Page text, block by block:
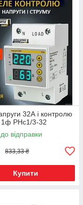
32А і контролю
1ф РНс1/3-32
відправки
833,33 ₴
Купити